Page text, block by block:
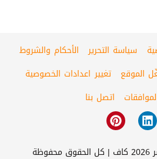
سياسة التحرير
الأحكام والشروط
تغيير اعدادات الخصوصية
اتصل بنا